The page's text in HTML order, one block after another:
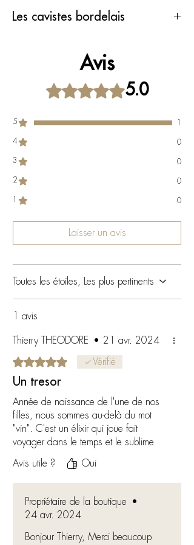
Les cavistes bordelais
La cave des délices - Villenave d'Ornon
Inter Cave - St Jean d'Illac
Avis
Noté 5 sur 5. 5.0
5
4 0
3 0
2 0
0
Laisser un avis
Toutes les étoiles, Les plus pertinents
1 avis
Thierry THEODORE • 21 avr. 2024
Noté 5 sur 5. Vérifié
Un tresor
Année de naissance de l'une de nos
filles, nous sommes au-delà du mot
"vin". C'est un élixir qui joue fait
voyager dans le temps et le sublime
Avis utile ? Oui
Propriétaire de la boutique
•
24 avr. 2024
Bonjour Thierry, Merci beaucoup